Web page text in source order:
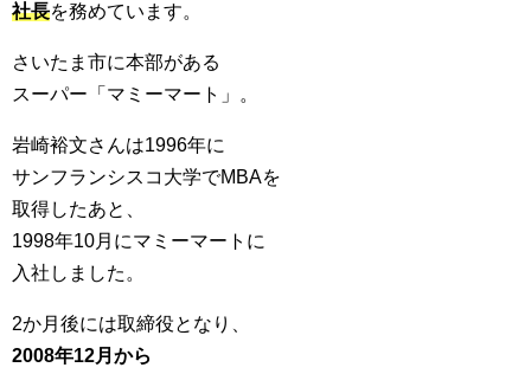
社長を務めています。
さいたま市に本部がある
スーパー「マミーマート」。
岩崎裕文さんは1996年に
サンフランシスコ大学でMBAを
取得したあと、
1998年10月にマミーマートに
入社しました。
2か月後には取締役となり、
2008年12月から